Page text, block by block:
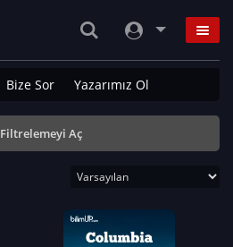
Bize Sor Yazarımız Ol
Filtrelemeyi Aç